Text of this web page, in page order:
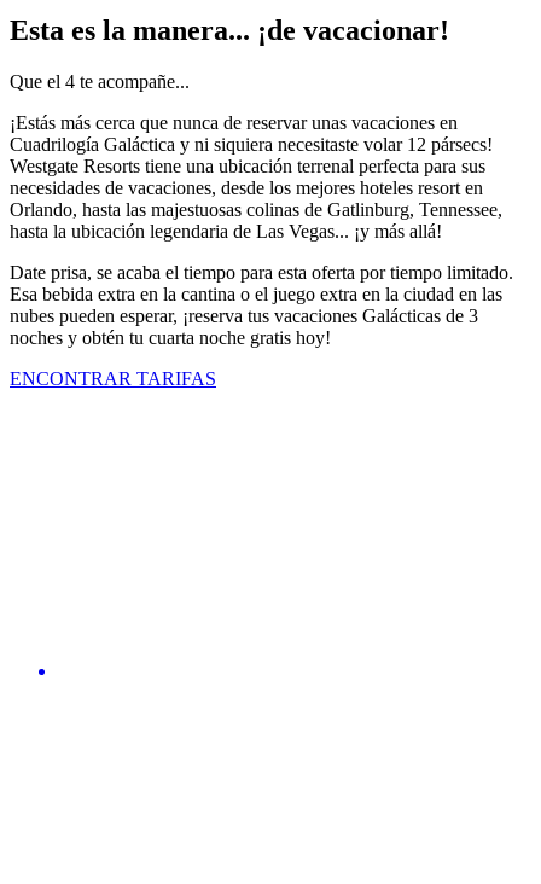
Esta es la manera... ¡de vacacionar!
Que el 4 te acompañe...
¡Estás más cerca que nunca de reservar unas vacaciones en
Cuadrilogía Galáctica y ni siquiera necesitaste volar 12 pársecs!
Westgate Resorts tiene una ubicación terrenal perfecta para sus
necesidades de vacaciones, desde los mejores hoteles resort en
Orlando, hasta las majestuosas colinas de Gatlinburg, Tennessee,
hasta la ubicación legendaria de Las Vegas... ¡y más allá!
Date prisa, se acaba el tiempo para esta oferta por tiempo limitado.
Esa bebida extra en la cantina o el juego extra en la ciudad en las
nubes pueden esperar, ¡reserva tus vacaciones Galácticas de 3
noches y obtén tu cuarta noche gratis hoy!
ENCONTRAR TARIFAS